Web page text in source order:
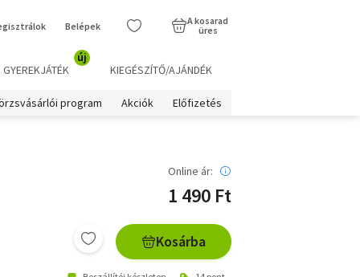
Belépek
A kosarad
üres
GYEREKJÁTÉK
új
KIEGÉSZÍTŐ/AJÁNDÉK
program Akciók Előfizetés
Online ár:
1 490 Ft
Kosárba